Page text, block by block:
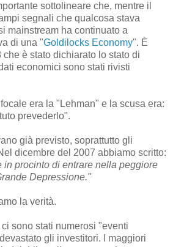
sottolineare che, mentre il
segnali che qualcosa stava
mainstream ha continuato a
di una "Goldilocks Economy". È
è stato dichiarato lo stato di
economici sono stati rivisti
era la "Lehman" e la scusa era:
prevederlo".
già previsto, soprattutto gli
dicembre del 2007 abbiamo scritto:
in procinto di entrare nella peggiore
Depressione."
la verità.
sono stati numerosi "eventi
gli investitori. I maggiori